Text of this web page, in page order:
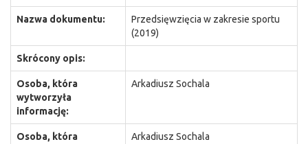
Nazwa dokumentu:
Przedsięwzięcia w zakresie sportu
(2019)
Skrócony opis:
Osoba, która
wytworzyła
informację:
Arkadiusz Sochala
Osoba, która
Arkadiusz Sochala